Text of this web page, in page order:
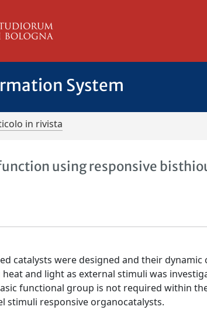
System
in rivista
using responsive
catalysts were designed and their
and light as external stimuli was
functional group is not required within
stimuli responsive organocatalysts.